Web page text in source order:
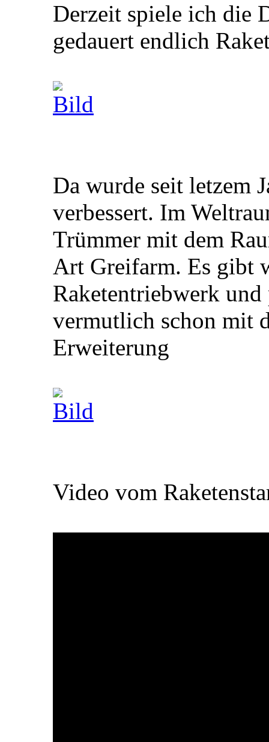
Derzeit spiele ich die
gedauert endlich
Da wurde seit letzem
verbessert. Im
Trümmer mit dem
Art Greifarm. Es gibt
Raketentriebwerk
vermutlich schon mit
Erweiterung
Video vom